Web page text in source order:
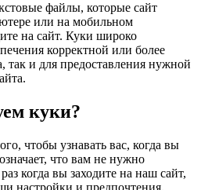
файлы, которые сайт
или на мобильном
на сайт. Куки широко
корректной или более
так и для предоставления нужной
куки?
чтобы узнавать вас, когда вы
что вам не нужно
когда вы заходите на наш сайт,